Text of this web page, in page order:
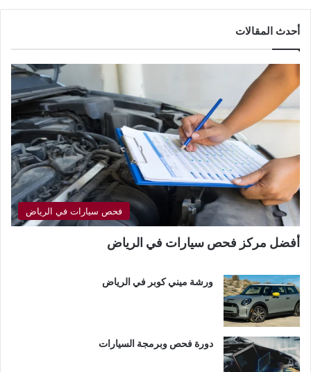
أحدث المقالات
فحص سيارات في الرياض
أفضل مركز فحص سيارات في الرياض
ورشة ميني كوبر في الرياض
دورة فحص وبرمجة السيارات